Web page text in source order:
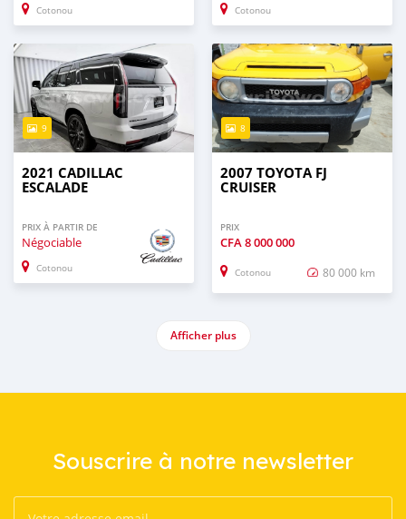
Cotonou Cotonou
9
2021 CADILLAC
ESCALADE
PRIX À PARTIR DE
Négociable
Cotonou
8
2007 TOYOTA FJ
CRUISER
PRIX
CFA8 000 000
Cotonou 80 000 km
Afficher plus
Souscrire à notre newsletter